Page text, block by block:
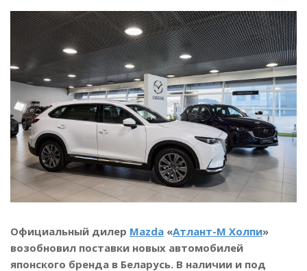
Официальный дилер Mazda «Атлант-М Холпи»
возобновил поставки новых автомобилей
японского бренда в Беларусь. В наличии и под